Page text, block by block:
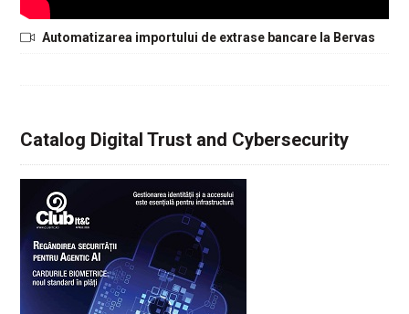
Automatizarea importului de extrase bancare la Bervas
Catalog Digital Trust and Cybersecurity